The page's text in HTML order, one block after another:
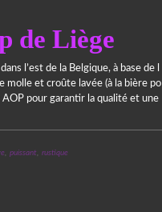
de Liège
l’est de la Belgique, à base de l
molle et croûte lavée (à la bière po
pour garantir la qualité et une
, puissant, rustique